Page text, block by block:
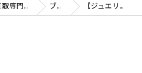
福岡県福岡市南区の買取なら買取専門店大吉 福岡野間店 ブログ 【ジュエリー買取】